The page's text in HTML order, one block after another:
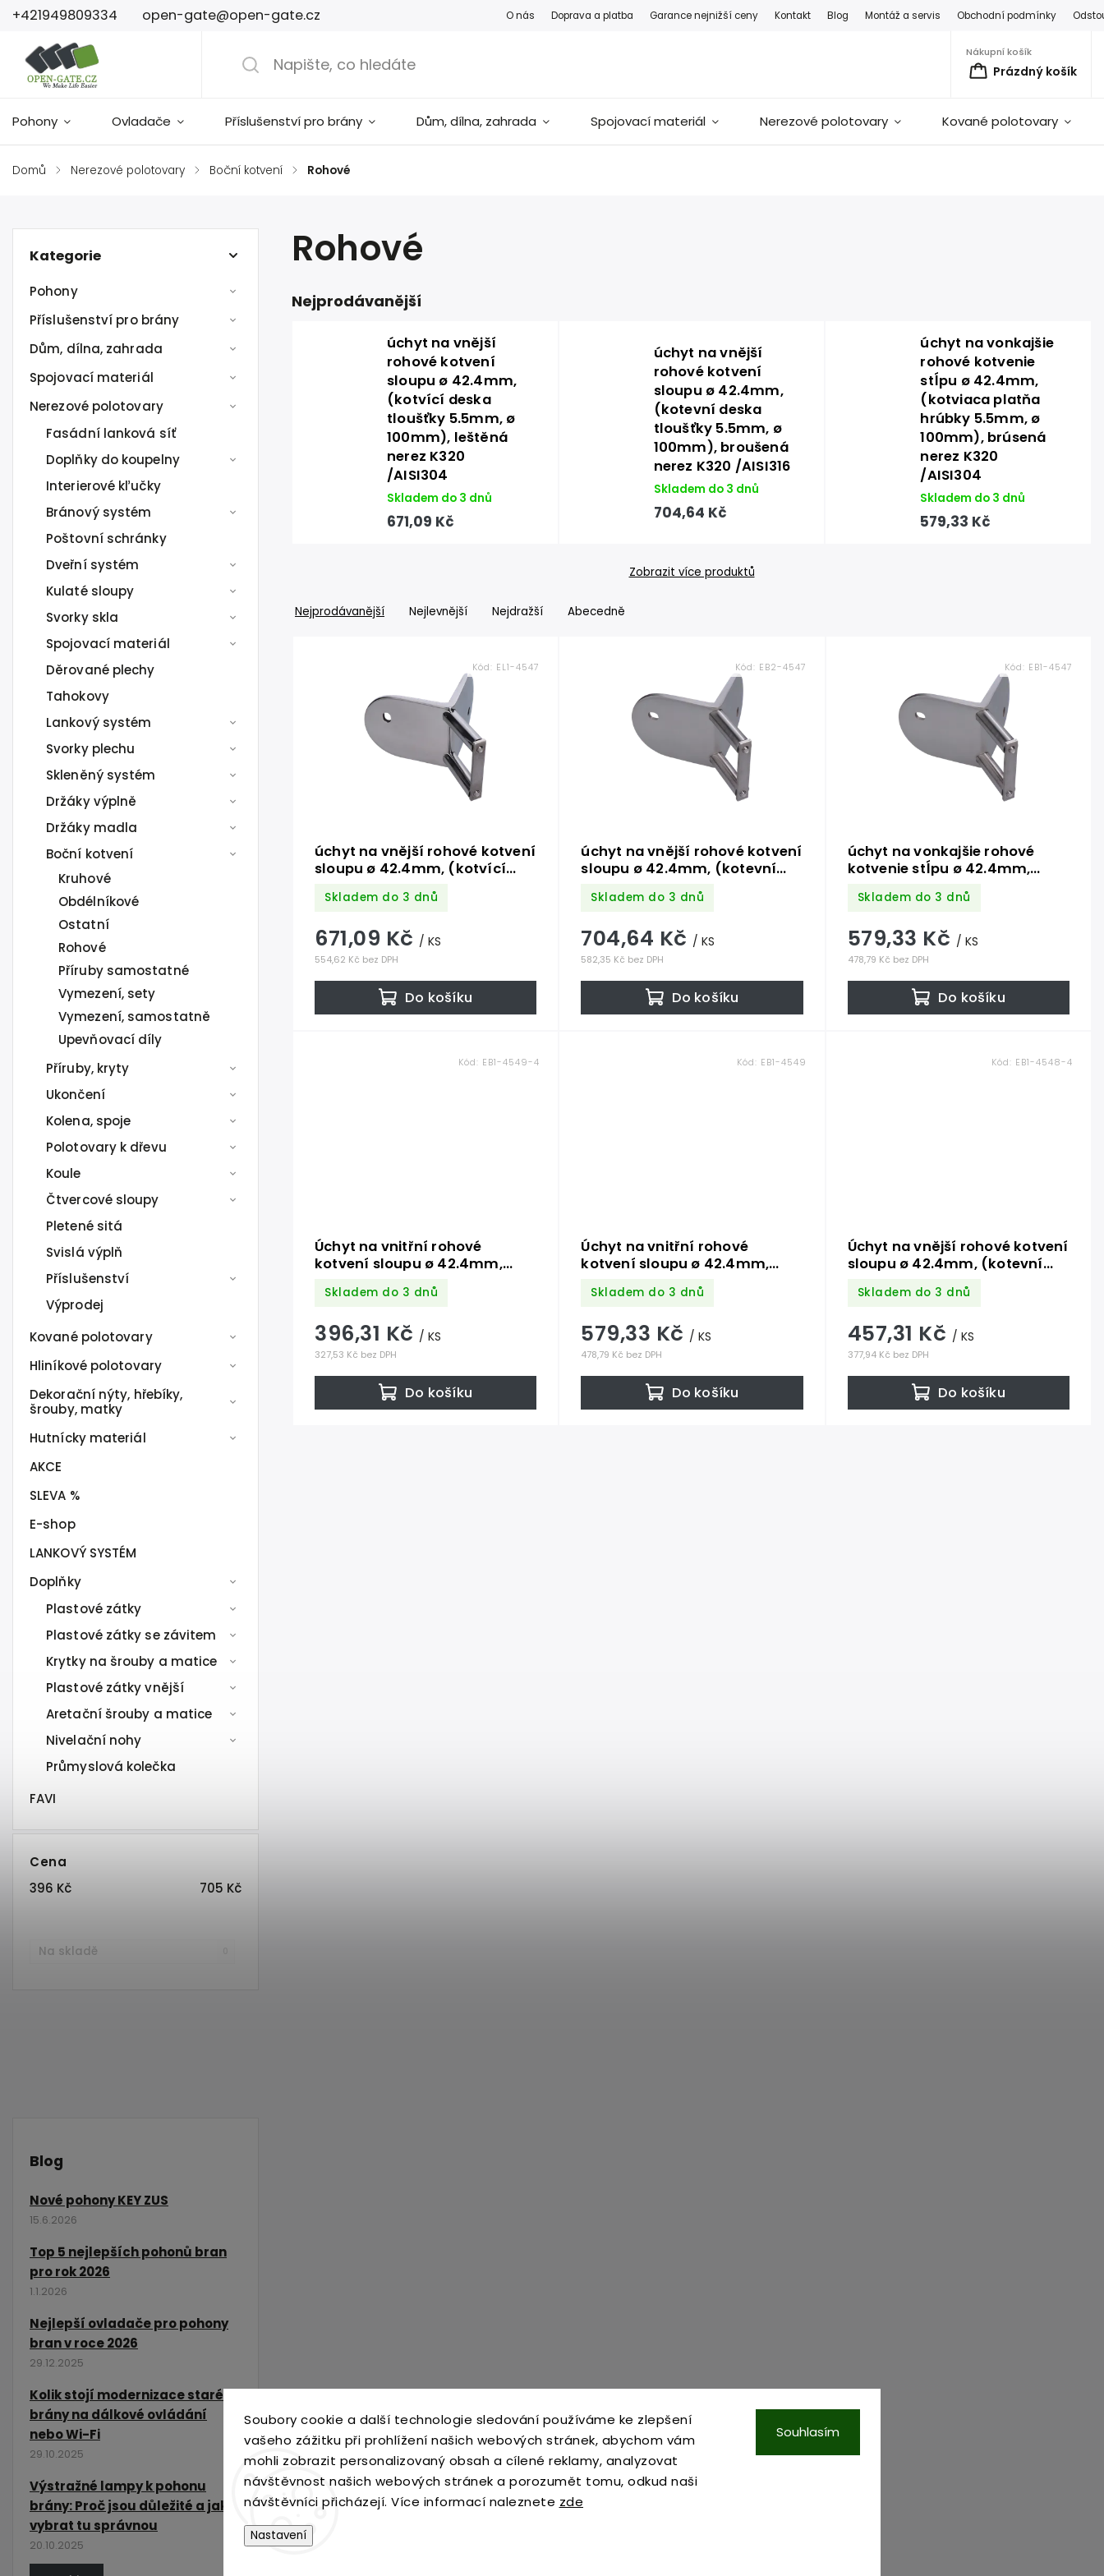
Soubory cookie a další technologie sledování používáme ke zlepšení
vašeho zážitku při prohlížení našich webových stránek, abychom vám
mohli zobrazit personalizovaný obsah a cílené reklamy, analyzovat
návštěvnost našich webových stránek a porozumět tomu, odkud naši
návštěvníci přicházejí. Více informací naleznete zde
Nastavení
Souhlasím
+421949809334 open-gate@open-gate.cz O nás Doprava a platba Garance nejnižší ceny Kontakt Blog Montáž a servis Obchodní podmínky
Nákupní košík
Prázdný košík
Pohony Ovladače Příslušenství pro brány Dům, dílna, zahrada Spojovací materiál Nerezové polotovary Kované polotovary
Domů / Nerezové polotovary / Boční kotvení / Rohové
Kategorie
Pohony
Příslušenství pro brány
Dům, dílna, zahrada
Spojovací materiál
Nerezové polotovary
Fasádní lanková síť
Doplňky do koupelny
Interierové kľučky
Bránový systém
Poštovní schránky
Dveřní systém
Kulaté sloupy
Svorky skla
Spojovací materiál
Děrované plechy
Tahokovy
Lankový systém
Svorky plechu
Skleněný systém
Držáky výplně
Držáky madla
Boční kotvení
Kruhové
Obdélníkové
Ostatní
Rohové
Příruby samostatné
Vymezení, sety
Vymezení, samostatně
Upevňovací díly
Příruby, kryty
Ukončení
Kolena, spoje
Polotovary k dřevu
Koule
Čtvercové sloupy
Pletené sitá
Svislá výplň
Příslušenství
Výprodej
Kované polotovary
Hliníkové polotovary
Dekorační nýty, hřebíky,
šrouby, matky
Hutnícky materiál
AKCE
SLEVA %
E-shop
LANKOVÝ SYSTÉM
Doplňky
Plastové zátky
Plastové zátky se závitem
Krytky na šrouby a matice
Plastové zátky vnější
Aretační šrouby a matice
Nivelační nohy
Průmyslová kolečka
FAVI
Cena
396 Kč 705 Kč
Na skladě
Blog
Nové pohony KEY ZUS
15.6.2026
Top 5 nejlepších pohonů bran
pro rok 2026
1.1.2026
Nejlepší ovladače pro pohony
bran v roce 2026
29.12.2025
Kolik stojí modernizace staré
brány na dálkové ovládání
nebo Wi-Fi
29.10.2025
Výstražné lampy k pohonu
brány: Proč jsou důležité a jak
vybrat tu správnou
20.10.2025
Rohové
Nejprodávanější
úchyt na vnější
rohové kotvení
sloupu ø 42.4mm,
(kotvící deska
tloušťky 5.5mm, ø
100mm), leštěná
nerez K320
/AISI304
Skladem do 3 dnů
671,09 Kč
úchyt na vnější
rohové kotvení
sloupu ø 42.4mm,
(kotevní deska
tloušťky 5.5mm, ø
100mm), broušená
nerez K320 /AISI316
Skladem do 3 dnů
704,64 Kč
úchyt na vonkajšie
rohové kotvenie
stĺpu ø 42.4mm,
(kotviaca platňa
hrúbky 5.5mm, ø
100mm), brúsená
nerez K320
/AISI304
Skladem do 3 dnů
579,33 Kč
Zobrazit více produktů
Nejprodávanější Nejlevnější Nejdražší Abecedně
úchyt na vnější rohové kotvení
sloupu ø 42.4mm, (kotvící
deska tloušťky 5.5mm, ø
100mm), leštěná nerez K320
Skladem do 3 dnů
554,62 Kč bez DPH
671,09 Kč / KS
Do košíku
Kód: EL1-4547
úchyt na vnější rohové kotvení
sloupu ø 42.4mm, (kotevní
deska tloušťky 5.5mm, ø
100mm), broušená nerez K320
Skladem do 3 dnů
582,35 Kč bez DPH
704,64 Kč/ KS
Do košíku
Kód: EB2-4547
úchyt na vonkajšie rohové
kotvenie stĺpu ø 42.4mm,
(kotviaca platňa hrúbky
5.5mm, ø 100mm), brúsená
Skladem do 3 dnů
478,79 Kč bez DPH
579,33 Kč / KS
Do košíku
Kód: EB1-4547
Úchyt na vnitřní rohové
kotvení sloupu ø 42.4mm,
(kotevní deska tloušťky 4mm,
ø 100), broušená nerez K320
Skladem do 3 dnů
327,53 Kč bez DPH
396,31 Kč / KS
Do košíku
Kód: EB1-4549-4
Úchyt na vnitřní rohové
kotvení sloupu ø 42.4mm,
(kotevní deska tloušťky 7mm,
ø 100), broušená nerez K320
Skladem do 3 dnů
478,79 Kč bez DPH
579,33 Kč/ KS
Do košíku
Kód: EB1-4549
Úchyt na vnější rohové kotvení
sloupu ø 42.4mm, (kotevní
deska tloušťky 4mm, ø 100),
broušená nerez K320 /AISI304
Skladem do 3 dnů
377,94 Kč bez DPH
457,31 Kč / KS
Do košíku
Kód: EB1-4548-4